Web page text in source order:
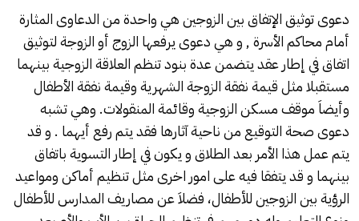
دعوى توثيق الإتفاق بين الزوجين هي واحدة من الدعاوى المثارة
أماممحاكم الأسرة, و هي دعوى يرفعها الزوج أو الزوجة لتوثيق
اتفاق في إطار عقد يتضمن عدة بنود تنظم العلاقة الزوجية بينهما
مستقبلا مثل قيمة نفقة الزوجة الشهرية وقيمة نفقة الأطفال
وأيضاَ موقف مسكن الزوجية وقائمة المنقولات. وهي تشبه
دعوى صحة التوقيع من ناحية آثارها فقد يتم رفع أيهما . و قد
يتم عمل هذا الأمر بعد الطلاق و يكون في إطار التسوية باتفاق
بينهما و قد يتفقا فيه على امور اخرى مثل تنظيم أماكن ومواعيد
الرؤية بين الزوجين للأطفال، فضلاَ عن مصاريف المدارس للأطفال